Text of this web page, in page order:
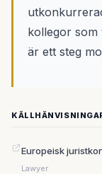
kollegor som
är ett steg
Europeisk
Lawyer